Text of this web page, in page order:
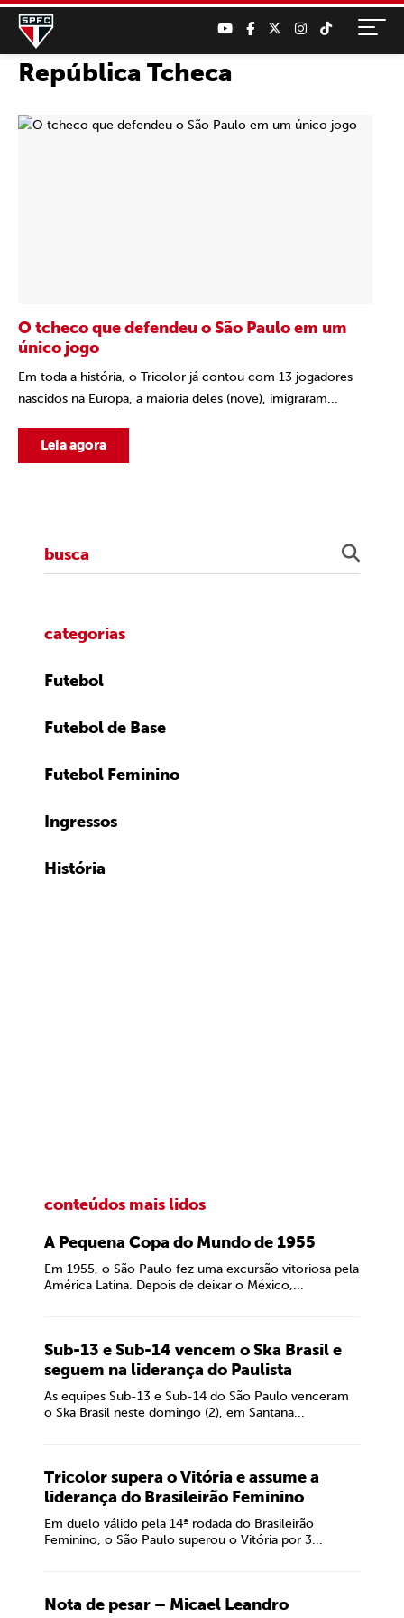
República Tcheca
O tcheco que defendeu o São Paulo em um
único jogo
Em toda a história, o Tricolor já contou com 13 jogadores
nascidos na Europa, a maioria deles (nove), imigraram...
Leia agora
categorias
Futebol
Futebol de Base
Futebol Feminino
Ingressos
História
conteúdos mais lidos
A Pequena Copa do Mundo de 1955
Em 1955, o São Paulo fez uma excursão vitoriosa pela
América Latina. Depois de deixar o México,...
Sub-13 e Sub-14 vencem o Ska Brasil e
seguem na liderança do Paulista
As equipes Sub-13 e Sub-14 do São Paulo venceram
o Ska Brasil neste domingo (2), em Santana...
Tricolor supera o Vitória e assume a
liderança do Brasileirão Feminino
Em duelo válido pela 14ª rodada do Brasileirão
Feminino, o São Paulo superou o Vitória por 3...
Nota de pesar – Micael Leandro